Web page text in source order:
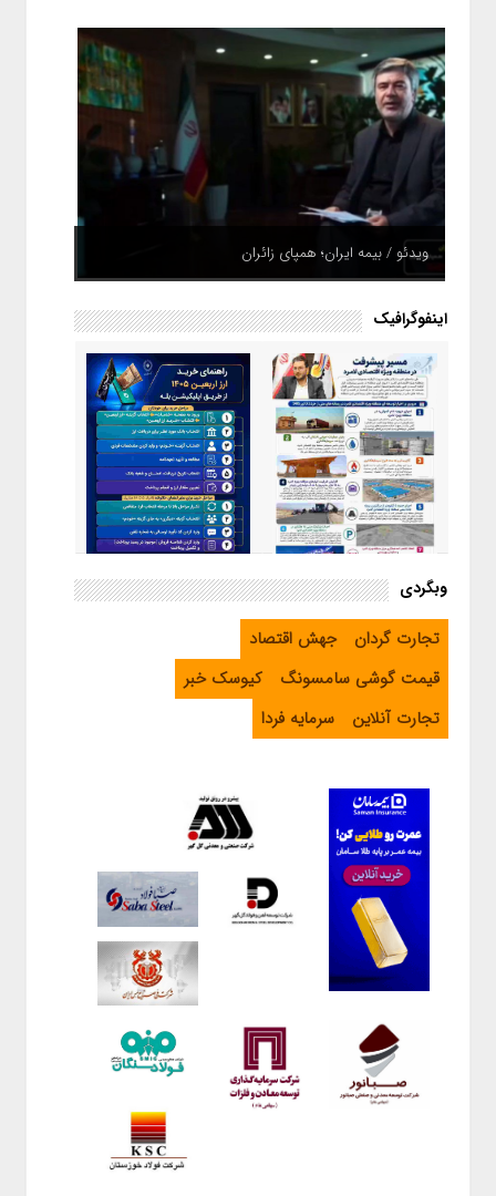
ویدئو / بیمه ایران؛ همپای زائران
اینفوگرافیک
اینفوگرافیک / مسیر پیشرفت در
منطقه ویژه اقتصادی لامرد
اینفوگرافیک / راهنمای خرید ارز
اربعین از طریق اپلیکیشن بله
وبگردی
تجارت گردان
جهش اقتصاد
قیمت گوشی سامسونگ
کیوسک خبر
تجارت آنلاین
سرمایه فردا